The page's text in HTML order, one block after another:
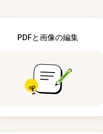
PDFと画像の編集